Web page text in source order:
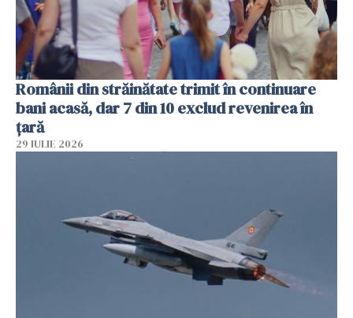
Românii din străinătate trimit în continuare
bani acasă, dar 7 din 10 exclud revenirea în
țară
29 IULIE 2026